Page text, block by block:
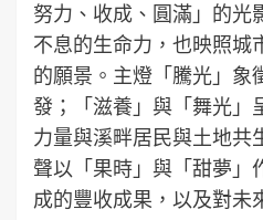
努力、收成、圓滿」的光
不息的生命力，也映照城
的願景。主燈「騰光」象
發；「滋養」與「舞光」
力量與溪畔居民與土地共
聲以「果時」與「甜夢」
成的豐收成果，以及對未